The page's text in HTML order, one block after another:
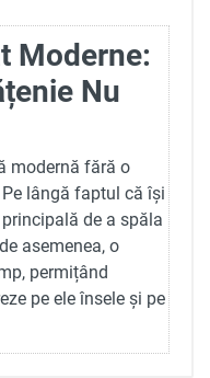
Moderne:
Nu
modernă fără o
lângă faptul că își
de a spăla
asemenea, o
permițând
pe ele însele și pe